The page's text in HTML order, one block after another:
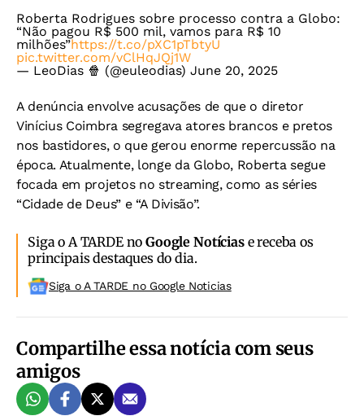
Roberta Rodrigues sobre processo contra a Globo:
“Não pagou R$ 500 mil, vamos para R$ 10
milhões”https://t.co/pXC1pTbtyU
pic.twitter.com/vClHqJQj1W
— LeoDias 🍿 (@euleodias) June 20, 2025
A denúncia envolve acusações de que o diretor
Vinícius Coimbra segregava atores brancos e pretos
nos bastidores, o que gerou enorme repercussão na
época. Atualmente, longe da Globo, Roberta segue
focada em projetos no streaming, como as séries
“Cidade de Deus” e “A Divisão”.
Siga o A TARDE noGoogle Notíciase receba os
principais destaques do dia.
Siga o A TARDE no Google Noticias
Compartilhe essa notícia com seus
amigos